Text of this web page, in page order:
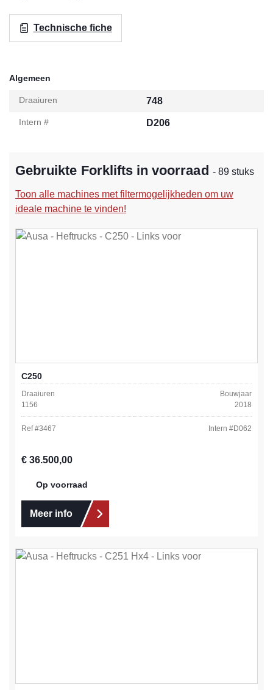
Technische fiche
Algemeen
Draaiuren 748
Intern # D206
Gebruikte Forklifts in voorraad - 89 stuks
Toon alle machines met filtermogelijkheden om uw
ideale machine te vinden!
C250
Draaiuren
1156
Bouwjaar
2018
Ref #3467 Intern #D062
Normale prijs:
€ 36.500,00
Op voorraad
Meer info